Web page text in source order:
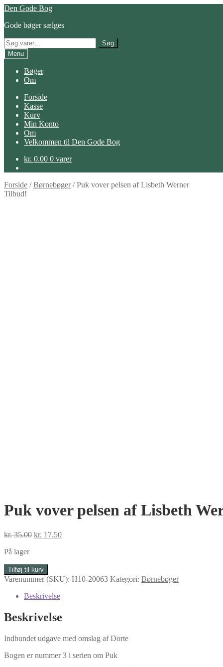
Spring
navigation
Spring
indhold
Den Gode Bog
Gode bøger sælges
Søg
efter:
Søg
Menu
Bøger
Om
Forside
Kasse
Kurv
Min Konto
Om
Velkommen til Den Gode Bog
kr. 0.00 0 varer
Forside /Børnebøger/Puk vover pelsen af Lisbeth Werner
Tilbud!
Puk vover pelsen af Lisbeth
kr.35.00 Den
kr. 35.00.
kr. 17.50Den
På lager
Puk
vover
Werner
antal
Tilføj til kurv
Varenummer (SKU): H10-20063 Kategori: Børnebøger
Beskrivelse
Beskrivelse
Indbundet udgave med omslag af Dorte
Bogen er nummer 3 i serien om Puk